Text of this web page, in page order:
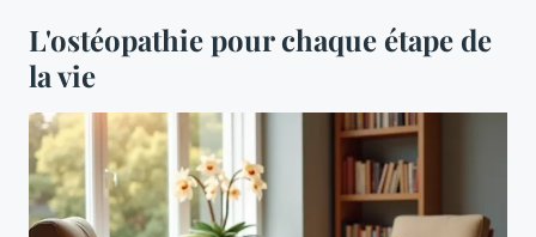
L'ostéopathie pour chaque étape de
la vie